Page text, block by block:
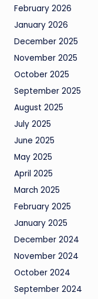
February 2026
January 2026
December 2025
November 2025
October 2025
September 2025
August 2025
July 2025
June 2025
May 2025
April 2025
March 2025
February 2025
January 2025
December 2024
November 2024
October 2024
September 2024